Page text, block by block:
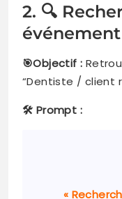
2. 🔍
🎯Objectif :
“Dentiste / client
🛠️ Prompt :
«